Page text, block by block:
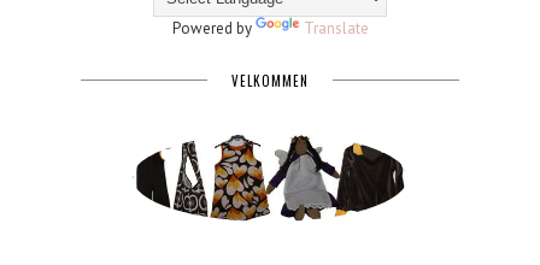
Powered by Translate
VELKOMMEN